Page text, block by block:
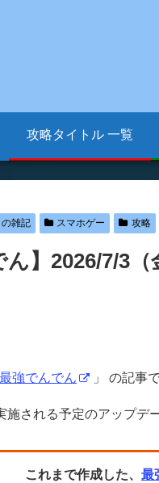
攻略タイトル 一覧
の雑記 スマホゲー 攻略
ん】2026/7/3
最強でんでん 」 の記事
施される予定のアップデ
これまで作成した、 最